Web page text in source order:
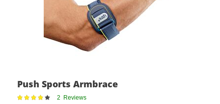
Push Sports Armbrace
Waardering:2 Reviews